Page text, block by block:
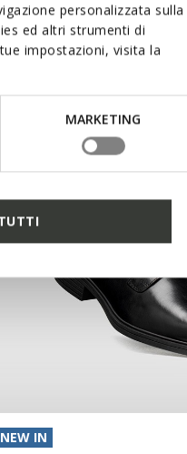
personalizzata sulla
ed altri strumenti di
impostazioni, visita la
MARKETING
NEW IN